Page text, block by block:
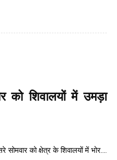
को शिवालयों में उमड़ा
को क्षेत्र के शिवालयों में भोर....